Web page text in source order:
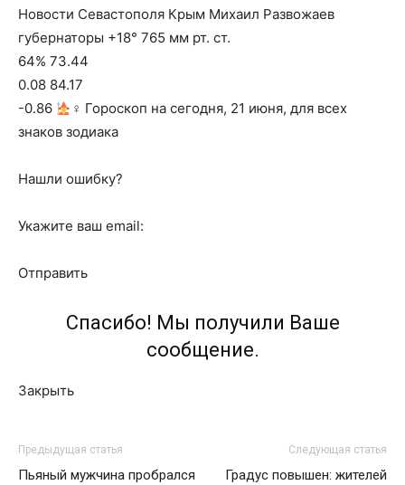
Новости Севастополя Крым Михаил Развожаев
губернаторы +18° 765 мм рт. ст.
64% 73.44
0.08 84.17
-0.86
‍♀ Гороскоп на сегодня, 21 июня, для всех
знаков зодиака
Нашли ошибку?
Укажите ваш email:
Отправить
Спасибо! Мы получили Ваше
сообщение.
Закрыть
Предыдущая статья
Пьяный мужчина пробрался
Следующая статья
Градус повышен: жителей